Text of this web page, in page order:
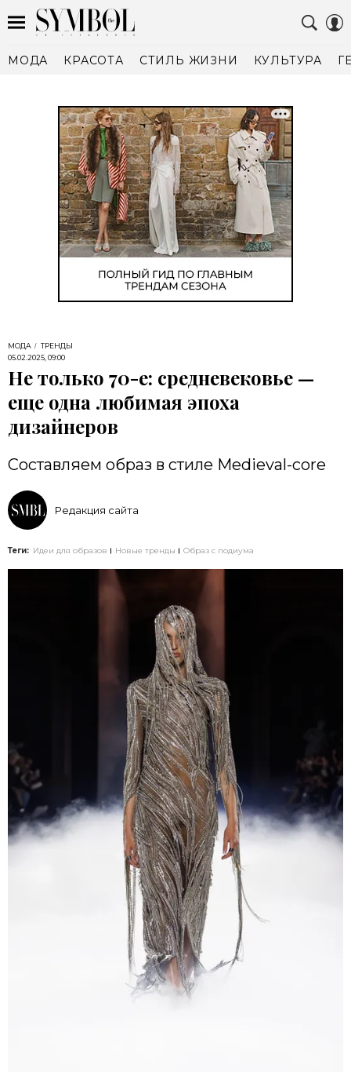
МОДА КРАСОТА СТИЛЬ ЖИЗНИ КУЛЬТУРА
МОДА
ТРЕНДЫ
05.02.2025, 09:00
Не только 70-е: средневековье —
еще одна любимая эпоха
дизайнеров
Составляем образ в стиле Medieval-core
Редакция сайта
Теги: Идеи для образов Новые тренды Образ с подиума